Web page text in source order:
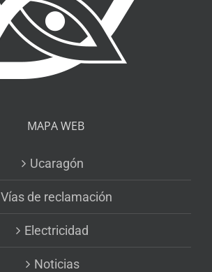
MAPA WEB
Ucaragón
Vías de reclamación
Electricidad
Noticias